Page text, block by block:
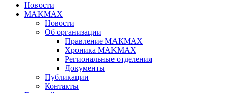
Новости
MAKMAX
Новости
Об организации
Правление МАКМАХ
Хроника MAKMAX
Региональные отделения
Документы
Публикации
Контакты